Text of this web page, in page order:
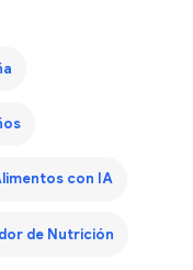
con IA
de Nutrición